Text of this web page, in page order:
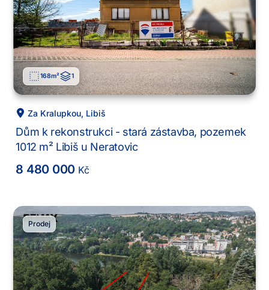
168m² 1
Za Kralupkou, Libiš
Dům k rekonstrukci - stará zástavba, pozemek
1012 m² Libiš u Neratovic
8 480 000 Kč
Prodej